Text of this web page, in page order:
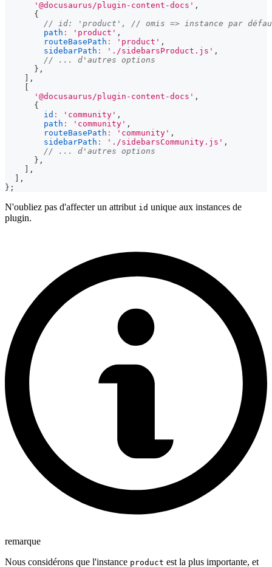
'@docusaurus/plugin-content-docs' ,
{
// id: 'product', // omis => instance par
path : 'product' ,
routeBasePath : 'product' ,
sidebarPath : './sidebarsProduct.js' ,
// ... d'autres options
} ,
,
'@docusaurus/plugin-content-docs' ,
{
id : 'community' ,
path : 'community' ,
routeBasePath : 'community' ,
sidebarPath : './sidebarsCommunity.js' ,
// ... d'autres options
} ,
,
,
} ;
N'oubliez pas d'affecter un attribut id unique aux instances de
plugin.
remarque
Nous considérons que l'instance product est la plus importante, et